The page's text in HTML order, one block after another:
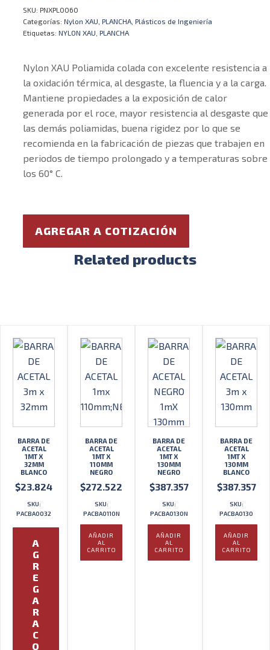
SKU: PNXPL0060
Categorías: Nylon XAU PLANCHA Plásticos de Ingeniería
Etiquetas: NYLON XAU PLANCHA
Nylon XAU Poliamida colada con excelente resistencia a
la oxidación térmica, al desgaste, la fluencia y a la carga.
Mantiene propiedades a la exposición de calor
generada por el roce, mayor resistencia al desgaste que
las demás poliamidas, buena rigidez por lo que se
recomienda en la fabricación de piezas que trabajen en
periodos de tiempo prolongado y a temperaturas sobre
los 60° C.
AGREGAR A COTIZACIÓN
Related products
BARRA DE
ACETAL
1MT X
32MM
BLANCO
$23.824
SKU:
PACBA0032
A
G
R
E
G
A
R
A
C
O
BARRA DE
ACETAL
1MT X
110MM
NEGRO
$272.522
SKU:
PACBA0110N
AÑADIR
AL
CARRITO
BARRA DE
ACETAL
1MT X
130MM
NEGRO
$387.357
SKU:
PACBA0130N
AÑADIR
AL
CARRITO
BARRA DE
ACETAL
1MT X
130MM
BLANCO
$387.357
SKU:
PACBA0130
AÑADIR
AL
CARRITO